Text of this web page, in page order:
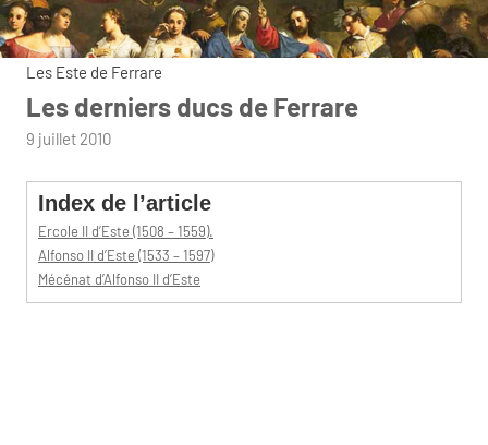
Les Este de Ferrare
Les derniers ducs de Ferrare
par
9 juillet 2010
Index de l’article
Ercole II d’Este (1508 – 1559).
Alfonso II d’Este (1533 – 1597)
Mécénat d’Alfonso II d’Este